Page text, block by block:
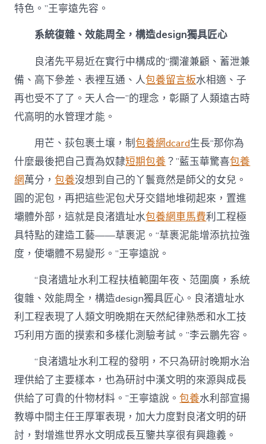
特色。”王寧遠先容。
系統復雜、效能周全，構造design獨具匠心
良渚先平易近在實行中構成的“攔灌兼顧、蓄泄兼
備、高下參差、表裡互通、人包養留言板水相適、子
再也受不了了。天人合一”的理念，彰顯了人類遠古時
代高明的水管理才能。
用芒、荻包裹土壤，制包養網dcard生長“那你為
什麼最後把自己賣為奴隸短期包養 ？”藍玉華驚喜包養
網萬分，包養沒想到自己的丫鬟竟然是師父的女兒。
圓的泥包，再把這些泥包犬牙交錯地堆砌起來，置進
壩體外部，這就是良渚遺址水包養網車馬費利工程極
具特點的建造工藝——草裹泥。“草裹泥能增添抗拉強
度，使壩體不易變形。”王寧遠說。
“良渚遺址水利工程扶植範圍年夜、范圍廣，系統
復雜、效能周全，構造design獨具匠心。良渚遺址水
利工程表現了人類文明晚期在天然紀律熟悉和水工技
巧利用方面的摸索和多樣化測驗考試。”李云鵬先容。
“良渚遺址水利工程的發明，不只為研討晚期水治
理供給了主要樣本，也為研討中漢文明的來源與成長
供給了可貴的什物材料。”王寧遠說。包養水利部宣揚
教導中間主任王厚軍表現，加大力度對良渚文明的研
討，對增進世界水文明成長互鑒共享很有興趣義。